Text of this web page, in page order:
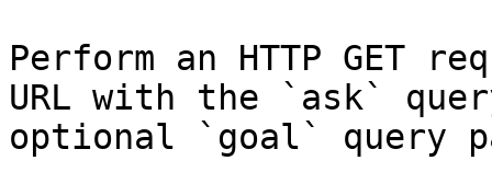
Perform an HTTP GET
URL with the `ask`
optional `goal` query